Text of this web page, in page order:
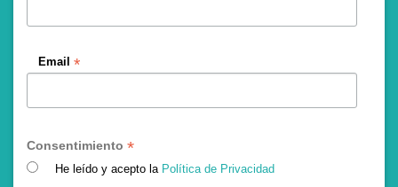
Email *
Consentimiento *
He leído y acepto la Política de Privacidad